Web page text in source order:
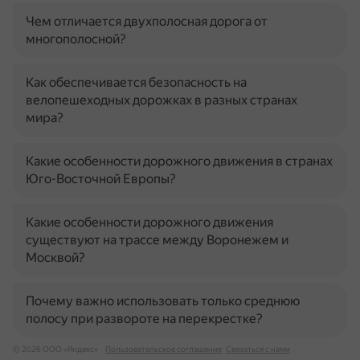
Чем отличается двухполосная дорога от
многополосной?
Как обеспечивается безопасность на
велопешеходных дорожках в разных странах
мира?
Какие особенности дорожного движения в странах
Юго-Восточной Европы?
Какие особенности дорожного движения
существуют на трассе между Воронежем и
Москвой?
Почему важно использовать только среднюю
полосу при развороте на перекрестке?
© 2026 ООО «Яндекс» Пользовательское соглашение Связаться с нами